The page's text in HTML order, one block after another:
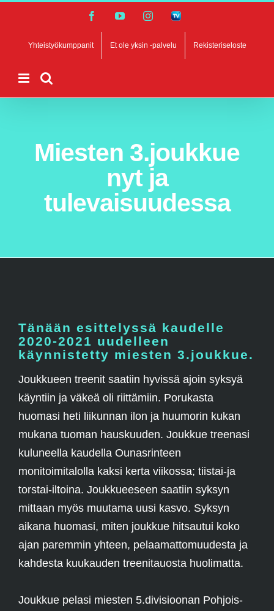
content
FacebookYouTubeInstagramSalibandyTV
Yhteistyökumppanit Et ole yksin -palvelu Rekisteriseloste
Miesten 3.joukkue
nyt ja
tulevaisuudessa
Tänään esittelyssä kaudelle
2020-2021 uudelleen
käynnistetty miesten 3.joukkue.
Joukkueen treenit saatiin hyvissä ajoin syksyä
käyntiin ja väkeä oli riittämiin. Porukasta
huomasi heti liikunnan ilon ja huumorin kukan
mukana tuoman hauskuuden. Joukkue treenasi
kuluneella kaudella Ounasrinteen
monitoimitalolla kaksi kerta viikossa; tiistai-ja
torstai-iltoina. Joukkueeseen saatiin syksyn
mittaan myös muutama uusi kasvo. Syksyn
aikana huomasi, miten joukkue hitsautui koko
ajan paremmin yhteen, pelaamattomuudesta ja
kahdesta kuukauden treenitauosta huolimatta.
Joukkue pelasi miesten 5.divisioonan Pohjois-